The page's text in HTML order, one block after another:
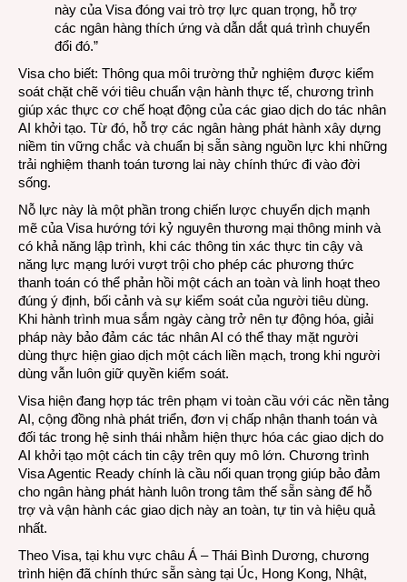
này của Visa đóng vai trò trợ lực quan trọng, hỗ trợ
các ngân hàng thích ứng và dẫn dắt quá trình chuyển
đổi đó.”
Visa cho biết: Thông qua môi trường thử nghiệm được kiểm
soát chặt chẽ với tiêu chuẩn vận hành thực tế, chương trình
giúp xác thực cơ chế hoạt động của các giao dịch do tác nhân
AI khởi tạo. Từ đó, hỗ trợ các ngân hàng phát hành xây dựng
niềm tin vững chắc và chuẩn bị sẵn sàng nguồn lực khi những
trải nghiệm thanh toán tương lai này chính thức đi vào đời
sống.
Nỗ lực này là một phần trong chiến lược chuyển dịch mạnh
mẽ của Visa hướng tới kỷ nguyên thương mại thông minh và
có khả năng lập trình, khi các thông tin xác thực tin cậy và
năng lực mạng lưới vượt trội cho phép các phương thức
thanh toán có thể phản hồi một cách an toàn và linh hoạt theo
đúng ý định, bối cảnh và sự kiểm soát của người tiêu dùng.
Khi hành trình mua sắm ngày càng trở nên tự động hóa, giải
pháp này bảo đảm các tác nhân AI có thể thay mặt người
dùng thực hiện giao dịch một cách liền mạch, trong khi người
dùng vẫn luôn giữ quyền kiểm soát.
Visa hiện đang hợp tác trên phạm vi toàn cầu với các nền tảng
AI, cộng đồng nhà phát triển, đơn vị chấp nhận thanh toán và
đối tác trong hệ sinh thái nhằm hiện thực hóa các giao dịch do
AI khởi tạo một cách tin cậy trên quy mô lớn. Chương trình
Visa Agentic Ready chính là cầu nối quan trọng giúp bảo đảm
cho ngân hàng phát hành luôn trong tâm thế sẵn sàng để hỗ
trợ và vận hành các giao dịch này an toàn, tự tin và hiệu quả
nhất.
Theo Visa, tại khu vực châu Á – Thái Bình Dương, chương
trình hiện đã chính thức sẵn sàng tại Úc, Hong Kong, Nhật,